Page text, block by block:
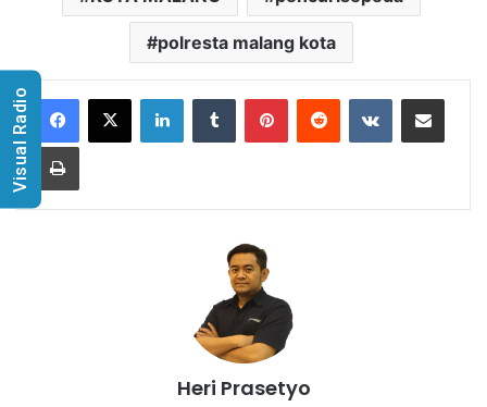
polresta malang kota
LinkedInTumblr PinterestReddit VKontakteShare via Email
Print
Heri Prasetyo
Visual Radio